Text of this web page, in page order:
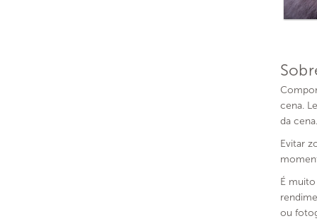
cena.
da
Evitar
É
ou